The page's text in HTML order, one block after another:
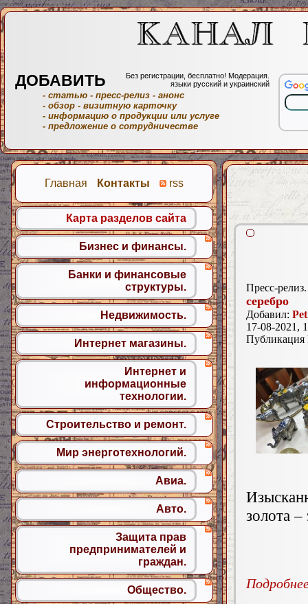
Пресс-релиз.
серебро
Добавил:
17-08-2021,
золота
Главная Контакты rss
Карта разделов сайта
Бизнес и финансы.
Банки и финансовые
структуры.
Недвижимость.
Интернет магазины.
Интернет и
информационные
технологии.
Строительство и ремонт.
Мир энерготехнологий.
Авиа.
Авто.
Защита прав
предпринимателей и
граждан.
Общество.
ДОБАВИТЬ
Без регистрации, бесплатно! Модерация.
языки русский и украинский
- статью - пресс-релиз - анонс
- обзор - визитную карточку
- информацию о продукции или услуге
- предложение о сотрудничестве